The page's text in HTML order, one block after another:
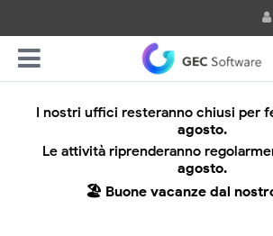
I nostri uffici resteranno chiusi per
agosto.
Le attività riprenderanno
agosto.
🏖️ Buone vacanze dal